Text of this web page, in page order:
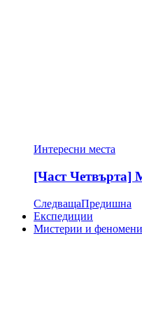
Интересни места
[Част Четвърта]
СледващаПредишна
Експедиции
Мистерии и феномени